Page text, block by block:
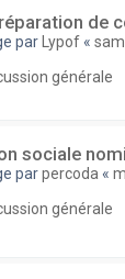
de
par Lypof «
générale
sociale
parpercoda «
générale